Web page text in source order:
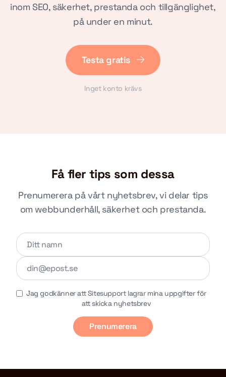
inom SEO, säkerhet, prestanda och tillgänglighet,
på under en minut.
Testa gratis
Inget konto krävs
Få fler tips som dessa
Prenumerera på vårt nyhetsbrev, vi delar tips
om webbunderhåll, säkerhet och prestanda.
Lämna detta fält tomt
Jag godkänner att Sitesupport lagrar mina uppgifter för
att skicka nyhetsbrev
Prenumerera